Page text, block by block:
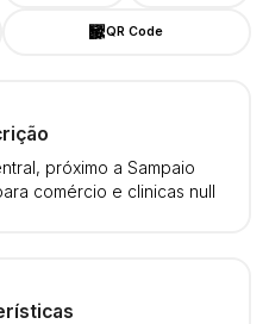
QR Code
próximo a Sampaio
comércio e clinicas null